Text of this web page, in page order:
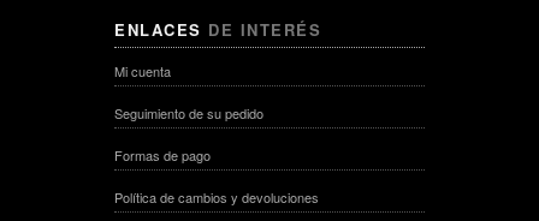
ENLACES DE INTERÉS
Mi cuenta
Seguimiento de su pedido
Formas de pago
Política de cambios y devoluciones